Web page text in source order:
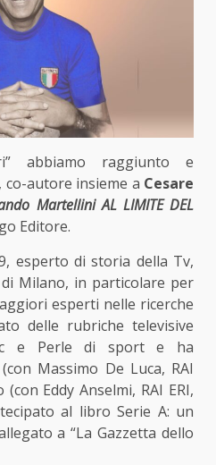
abbiamo raggiunto e
, co-autore insieme a Cesare
Martellini AL LIMITE DEL
Editore.
esperto di storia della Tv,
Milano, in particolare per
esperti nelle ricerche
delle rubriche televisive
e Perle di sport e ha
Massimo De Luca, RAI
Eddy Anselmi, RAI ERI,
al libro Serie A: un
a “La Gazzetta dello